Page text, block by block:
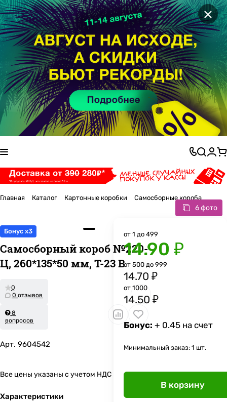
×
Главная Каталог Картонные коробки Самосборные короба
6 фото
Бонус x3
Самосборный короб №220-
Ц, 260*135*50 мм, Т-23 В
0
0 отзывов
8
вопросов
Арт. 9604542
Все цены указаны с учетом НДС
Характеристики
от 1 до 499
14.90 ₽
от 500 до 999
14.70 ₽
от 1000
14.50 ₽
Бонус: + 0.45 на счет
Минимальный заказ: 1 шт.
В корзину